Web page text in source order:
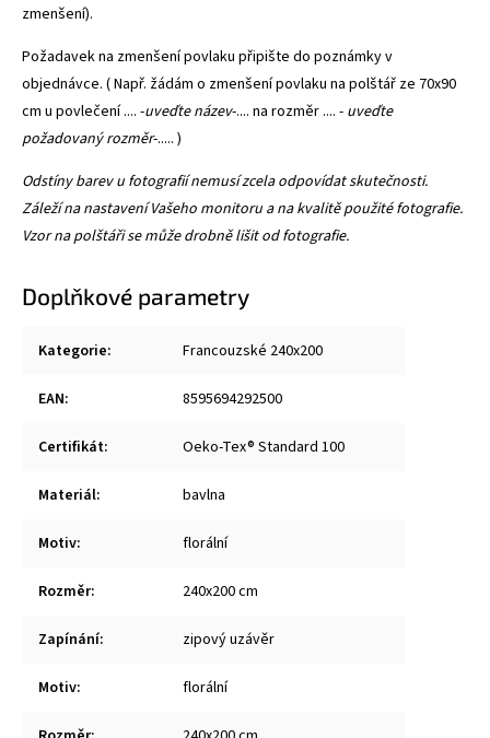
zmenšení).
Požadavek na zmenšení povlaku připište do poznámky v
objednávce. ( Např. žádám o zmenšení povlaku na polštář ze 70x90
cm u povlečení .... -uveďte název-.... na rozměr .... - uveďte
požadovaný rozměr-..... )
Odstíny barev u fotografií nemusí zcela odpovídat skutečnosti.
Záleží na nastavení Vašeho monitoru a na kvalitě použité fotografie.
Vzor na polštáři se může drobně lišit od fotografie.
Doplňkové parametry
Kategorie: Francouzské 240x200
EAN: 8595694292500
Certifikát: Oeko-Tex® Standard 100
Materiál: bavlna
Motiv: florální
Rozměr: 240x200 cm
Zapínání: zipový uzávěr
Motiv: florální